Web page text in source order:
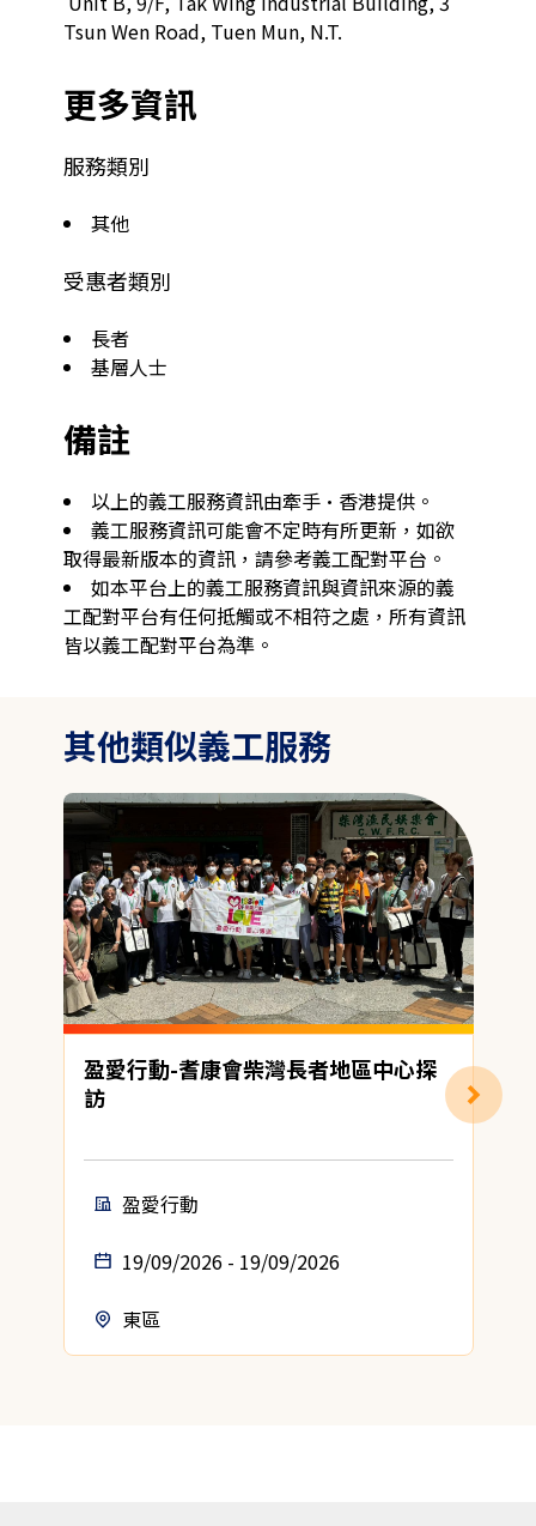
Tsun Wen Road, Tuen Mun, N.T.
更多資訊
服務類別
其他
受惠者類別
長者
基層人士
備註
以上的義工服務資訊由牽手·香港提供。
義工服務資訊可能會不定時有所更新，如欲
取得最新版本的資訊，請參考義工配對平台。
如本平台上的義工服務資訊與資訊來源的義
工配對平台有任何抵觸或不相符之處，所有資訊
皆以義工配對平台為準。
其他類似義工服務
盈愛行動-耆康會柴灣長者地區中心探
訪
盈愛行動
19/09/2026 - 19/09/2026
東區